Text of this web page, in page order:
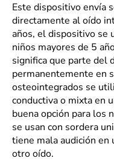
Este dispositivo envía
directamente al oído
años, el dispositivo se
niños mayores de 5
significa que parte del
permanentemente en
osteointegrados se
conductiva o mixta en
buena opción para los
se usan con sordera
tiene mala audición en
otro oído.